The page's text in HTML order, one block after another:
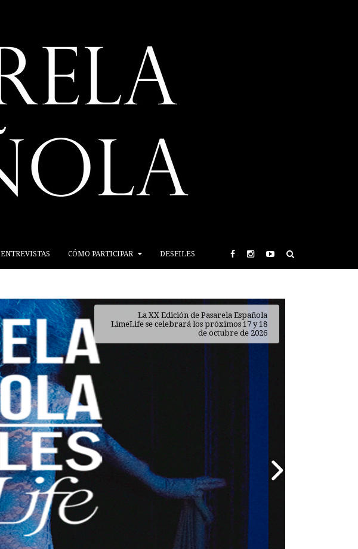
ENTREVISTAS CÓMO PARTICIPAR DESFILES
La XX Edición de Pasarela Española
LimeLife se celebrará los próximos 17 y 18
de octubre de 2026